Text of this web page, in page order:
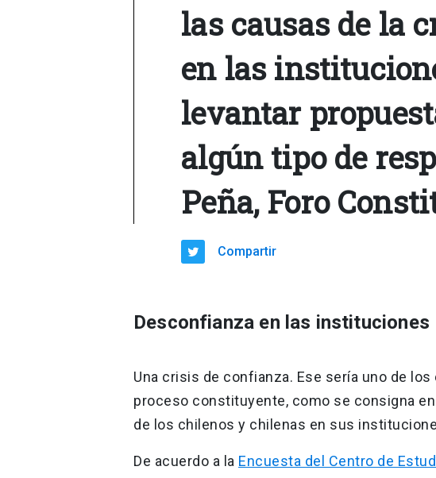
las causas de la
en las
levantar
algún tipo de
Peña, Foro
Compartir
Desconfianza en las instituciones
Una crisis de confianza. Ese sería uno de los
proceso constituyente, como se consigna
de los chilenos y chilenas en sus
De acuerdo a la Encuesta del Centro de